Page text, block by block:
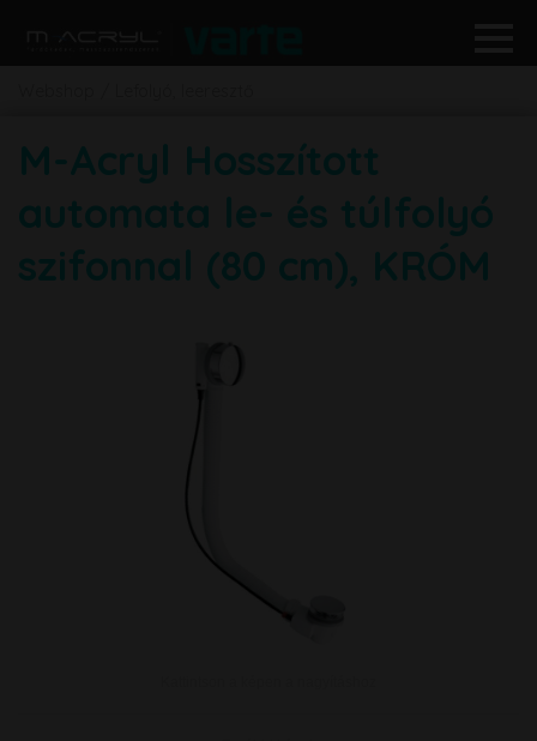
M-Acryl Hosszított
automata le- és túlfolyó
szifonnal (80 cm), KRÓM